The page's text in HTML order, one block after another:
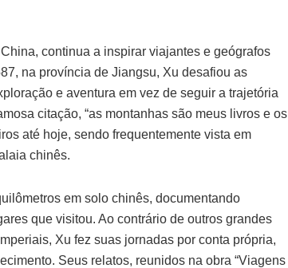
continua a inspirar viajantes e geógrafos
na província de Jiangsu, Xu desafiou as
e aventura em vez de seguir a trajetória
citação, “as montanhas são meus livros e os
até hoje, sendo frequentemente vista em
chinês.
em solo chinês, documentando
que visitou. Ao contrário de outros grandes
Xu fez suas jornadas por conta própria,
Seus relatos, reunidos na obra “Viagens